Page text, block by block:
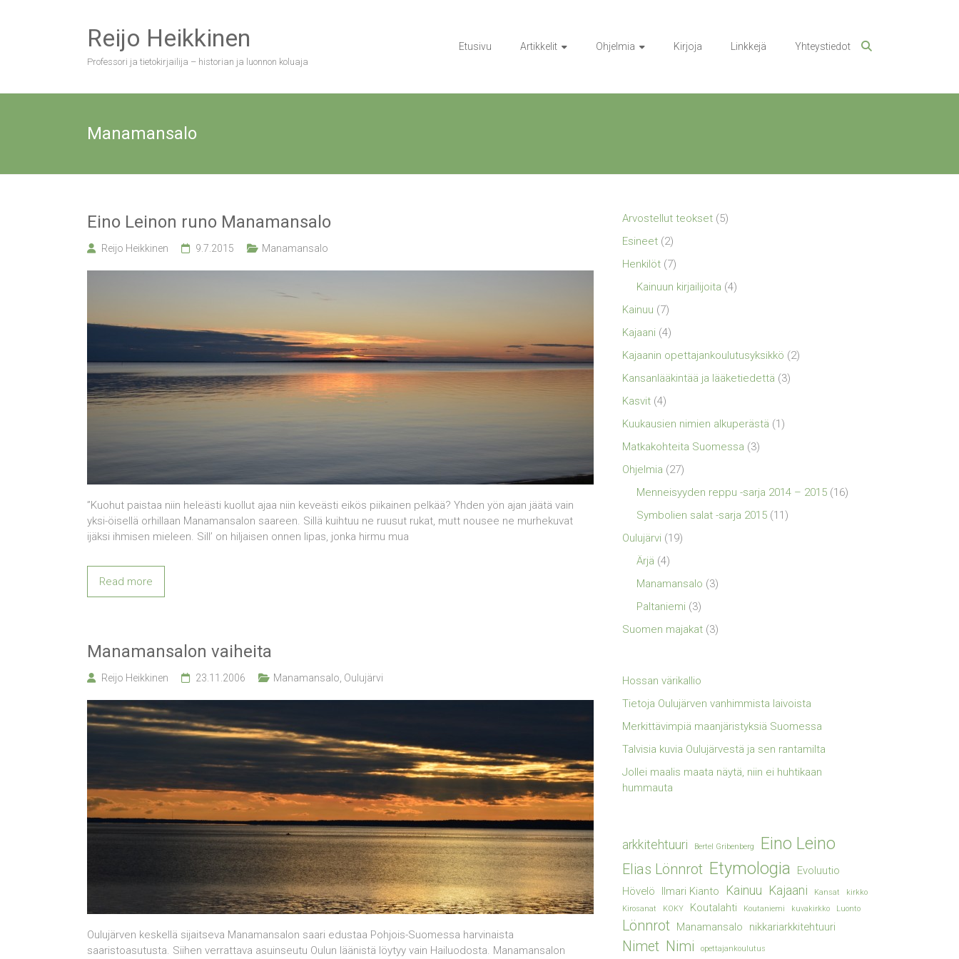
Reijo Heikkinen
Professori ja tietokirjailija – historian ja luonnon koluaja
Etusivu Artikkelit Ohjelmia Kirjoja Linkkejä Yhteystiedot
Manamansalo
Eino Leinon runo Manamansalo
Reijo Heikkinen 9.7.2015 Manamansalo
”Kuohut paistaa niin heleästi kuollut ajaa niin keveästi eikös piikainen pelkää? Yhden yön ajan jäätä vain
yksi-öisellä orhillaan Manamansalon saareen. Sillä kuihtuu ne ruusut rukat, mutt nousee ne murhekuvat
ijäksi ihmisen mieleen. Sill’ on hiljaisen onnen lipas, jonka hirmu mua
Read more
Manamansalon vaiheita
Reijo Heikkinen 23.11.2006 Manamansalo Oulujärvi
Oulujärven keskellä sijaitseva Manamansalon saari edustaa Pohjois-Suomessa harvinaista
saaristoasutusta. Siihen verrattava asuinseutu Oulun läänistä löytyy vain Hailuodosta. Manamansalon
Arvostellut teokset (5)
Esineet (2)
Henkilöt (7)
Kainuun kirjailijoita (4)
Kainuu (7)
Kajaani (4)
Kajaanin opettajankoulutusyksikkö (2)
Kansanlääkintää ja lääketiedettä (3)
Kasvit (4)
Kuukausien nimien alkuperästä (1)
Matkakohteita Suomessa (3)
Ohjelmia (27)
Menneisyyden reppu -sarja 2014 – 2015 (16)
Symbolien salat -sarja 2015 (11)
Oulujärvi (19)
Ärjä (4)
Manamansalo (3)
Paltaniemi (3)
Suomen majakat (3)
Hossan värikallio
Tietoja Oulujärven vanhimmista laivoista
Merkittävimpiä maanjäristyksiä Suomessa
Talvisia kuvia Oulujärvestä ja sen rantamilta
Jollei maalis maata näytä, niin ei huhtikaan
hummauta
arkkitehtuuri Bertel Gribenberg Eino Leino
Elias Lönnrot Etymologia
Evoluutio
Hövelö
Ilmari Kianto Kainuu Kajaani Kansat
kirkko
Kirosanat
KOKY Koutalahti Koutaniemi kuvakirkko Luonto
Lönnrot Manamansalo nikkariarkkitehtuuri
Nimet Nimi opettajankoulutus